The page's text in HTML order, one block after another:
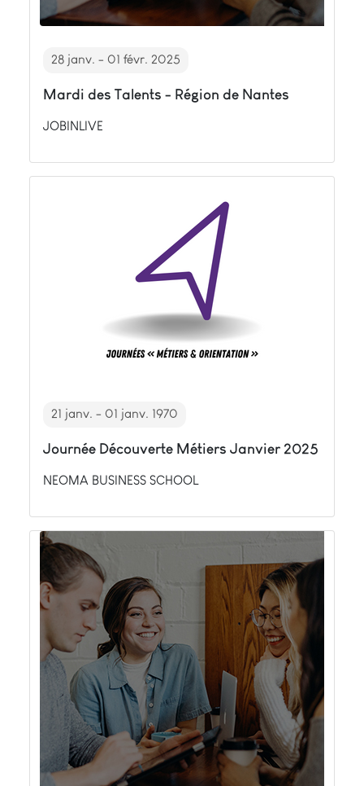
28 janv. - 01 févr. 2025
Mardi des Talents - Région de Nantes
JOBINLIVE
21 janv. - 01 janv. 1970
Journée Découverte Métiers Janvier 2025
NEOMA BUSINESS SCHOOL